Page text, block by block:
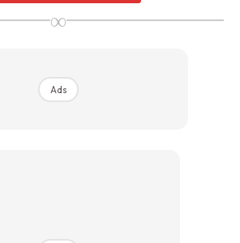
Ads
∞
Ads